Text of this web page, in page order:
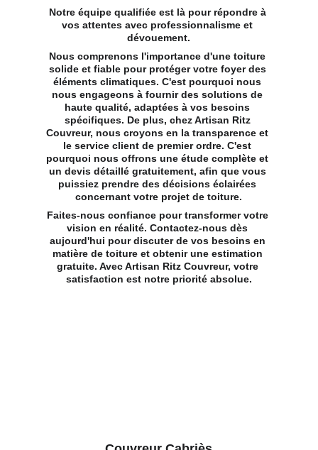
Notre équipe qualifiée est là pour répondre à
vos attentes avec professionnalisme et
dévouement.
Nous comprenons l'importance d'une toiture
solide et fiable pour protéger votre foyer des
éléments climatiques. C'est pourquoi nous
nous engageons à fournir des solutions de
haute qualité, adaptées à vos besoins
spécifiques. De plus, chez Artisan Ritz
Couvreur, nous croyons en la transparence et
le service client de premier ordre. C'est
pourquoi nous offrons une étude complète et
un devis détaillé gratuitement, afin que vous
puissiez prendre des décisions éclairées
concernant votre projet de toiture.
Faites-nous confiance pour transformer votre
vision en réalité. Contactez-nous dès
aujourd'hui pour discuter de vos besoins en
matière de toiture et obtenir une estimation
gratuite. Avec Artisan Ritz Couvreur, votre
satisfaction est notre priorité absolue.